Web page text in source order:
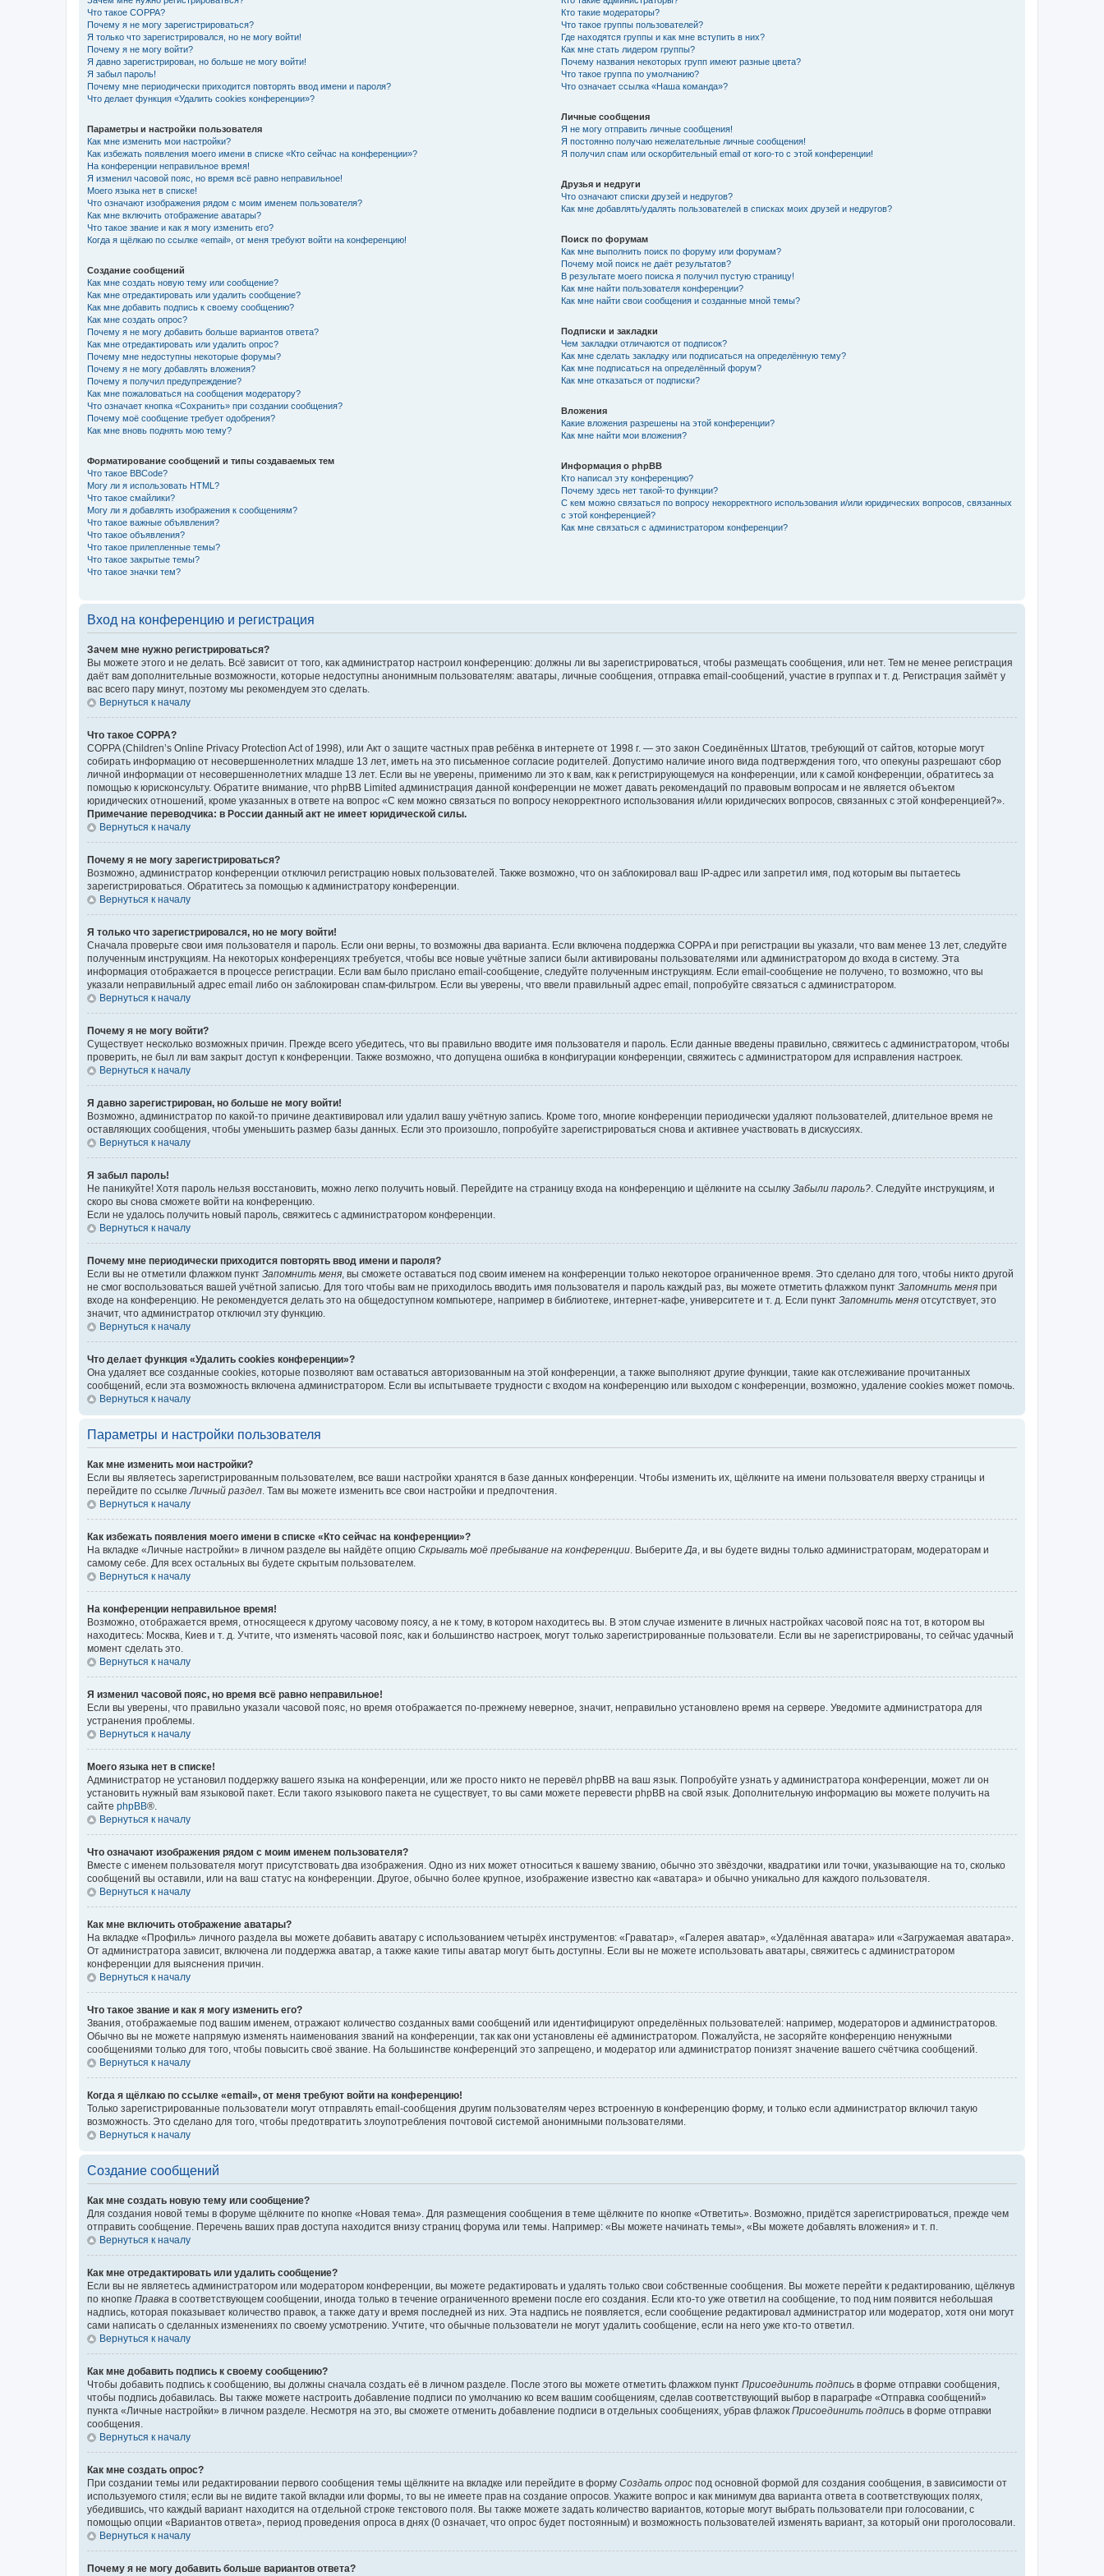
Что такое COPPA?
Почему я не могу зарегистрироваться?
Я только что зарегистрировался, но не могу войти!
Почему я не могу войти?
Я давно зарегистрирован, но больше не могу войти!
Я забыл пароль!
Почему мне периодически приходится повторять ввод имени и пароля?
Что делает функция «Удалить cookies конференции»?
Параметры и настройки пользователя
Как мне изменить мои настройки?
Как избежать появления моего имени в списке «Кто сейчас на конференции»?
На конференции неправильное время!
Я изменил часовой пояс, но время всё равно неправильное!
Моего языка нет в списке!
Что означают изображения рядом с моим именем пользователя?
Как мне включить отображение аватары?
Что такое звание и как я могу изменить его?
Когда я щёлкаю по ссылке «email», от меня требуют войти на конференцию!
Создание сообщений
Как мне создать новую тему или сообщение?
Как мне отредактировать или удалить сообщение?
Как мне добавить подпись к своему сообщению?
Как мне создать опрос?
Почему я не могу добавить больше вариантов ответа?
Как мне отредактировать или удалить опрос?
Почему мне недоступны некоторые форумы?
Почему я не могу добавлять вложения?
Почему я получил предупреждение?
Как мне пожаловаться на сообщения модератору?
Что означает кнопка «Сохранить» при создании сообщения?
Почему моё сообщение требует одобрения?
Как мне вновь поднять мою тему?
Форматирование сообщений и типы создаваемых тем
Что такое BBCode?
Могу ли я использовать HTML?
Что такое смайлики?
Могу ли я добавлять изображения к сообщениям?
Что такое важные объявления?
Что такое объявления?
Что такое прилепленные темы?
Что такое закрытые темы?
Что такое значки тем?
Кто такие модераторы?
Что такое группы пользователей?
Где находятся группы и как мне вступить в них?
Как мне стать лидером группы?
Почему названия некоторых групп имеют разные цвета?
Что такое группа по умолчанию?
Что означает ссылка «Наша команда»?
Личные сообщения
Я не могу отправить личные сообщения!
Я постоянно получаю нежелательные личные сообщения!
Я получил спам или оскорбительный email от кого-то с этой конференции!
Друзья и недруги
Что означают списки друзей и недругов?
Как мне добавлять/удалять пользователей в списках моих друзей и недругов?
Поиск по форумам
Как мне выполнить поиск по форуму или форумам?
Почему мой поиск не даёт результатов?
В результате моего поиска я получил пустую страницу!
Как мне найти пользователя конференции?
Как мне найти свои сообщения и созданные мной темы?
Подписки и закладки
Чем закладки отличаются от подписок?
Как мне сделать закладку или подписаться на определённую тему?
Как мне подписаться на определённый форум?
Как мне отказаться от подписки?
Вложения
Какие вложения разрешены на этой конференции?
Как мне найти мои вложения?
Информация о phpBB
Кто написал эту конференцию?
Почему здесь нет такой-то функции?
С кем можно связаться по вопросу некорректного использования и/или юридических вопросов, связанных
с этой конференцией?
Как мне связаться с администратором конференции?
Вход на конференцию и регистрация
Зачем мне нужно регистрироваться?
Вы можете этого и не делать. Всё зависит от того, как администратор настроил конференцию: должны ли вы зарегистрироваться, чтобы размещать сообщения, или нет. Тем не менее регистрация
даёт вам дополнительные возможности, которые недоступны анонимным пользователям: аватары, личные сообщения, отправка email-сообщений, участие в группах и т. д. Регистрация займёт у
вас всего пару минут, поэтому мы рекомендуем это сделать.
Вернуться к началу
Что такое COPPA?
COPPA (Children’s Online Privacy Protection Act of 1998), или Акт о защите частных прав ребёнка в интернете от 1998 г. — это закон Соединённых Штатов, требующий от сайтов, которые могут
собирать информацию от несовершеннолетних младше 13 лет, иметь на это письменное согласие родителей. Допустимо наличие иного вида подтверждения того, что опекуны разрешают сбор
личной информации от несовершеннолетних младше 13 лет. Если вы не уверены, применимо ли это к вам, как к регистрирующемуся на конференции, или к самой конференции, обратитесь за
помощью к юрисконсульту. Обратите внимание, что phpBB Limited администрация данной конференции не может давать рекомендаций по правовым вопросам и не является объектом
юридических отношений, кроме указанных в ответе на вопрос «С кем можно связаться по вопросу некорректного использования и/или юридических вопросов, связанных с этой конференцией?».
Примечание переводчика: в России данный акт не имеет юридической силы.
Вернуться к началу
Почему я не могу зарегистрироваться?
Возможно, администратор конференции отключил регистрацию новых пользователей. Также возможно, что он заблокировал ваш IP-адрес или запретил имя, под которым вы пытаетесь
зарегистрироваться. Обратитесь за помощью к администратору конференции.
Вернуться к началу
Я только что зарегистрировался, но не могу войти!
Сначала проверьте свои имя пользователя и пароль. Если они верны, то возможны два варианта. Если включена поддержка COPPA и при регистрации вы указали, что вам менее 13 лет, следуйте
полученным инструкциям. На некоторых конференциях требуется, чтобы все новые учётные записи были активированы пользователями или администратором до входа в систему. Эта
информация отображается в процессе регистрации. Если вам было прислано email-сообщение, следуйте полученным инструкциям. Если email-сообщение не получено, то возможно, что вы
указали неправильный адрес email либо он заблокирован спам-фильтром. Если вы уверены, что ввели правильный адрес email, попробуйте связаться с администратором.
Вернуться к началу
Почему я не могу войти?
Существует несколько возможных причин. Прежде всего убедитесь, что вы правильно вводите имя пользователя и пароль. Если данные введены правильно, свяжитесь с администратором, чтобы
проверить, не был ли вам закрыт доступ к конференции. Также возможно, что допущена ошибка в конфигурации конференции, свяжитесь с администратором для исправления настроек.
Вернуться к началу
Я давно зарегистрирован, но больше не могу войти!
Возможно, администратор по какой-то причине деактивировал или удалил вашу учётную запись. Кроме того, многие конференции периодически удаляют пользователей, длительное время не
оставляющих сообщения, чтобы уменьшить размер базы данных. Если это произошло, попробуйте зарегистрироваться снова и активнее участвовать в дискуссиях.
Вернуться к началу
Я забыл пароль!
Не паникуйте! Хотя пароль нельзя восстановить, можно легко получить новый. Перейдите на страницу входа на конференцию и щёлкните на ссылку Забыли пароль?. Следуйте инструкциям, и
скоро вы снова сможете войти на конференцию.
Если не удалось получить новый пароль, свяжитесь с администратором конференции.
Вернуться к началу
Почему мне периодически приходится повторять ввод имени и пароля?
Если вы не отметили флажком пункт Запомнить меня, вы сможете оставаться под своим именем на конференции только некоторое ограниченное время. Это сделано для того, чтобы никто другой
не смог воспользоваться вашей учётной записью. Для того чтобы вам не приходилось вводить имя пользователя и пароль каждый раз, вы можете отметить флажком пункт Запомнить меня при
входе на конференцию. Не рекомендуется делать это на общедоступном компьютере, например в библиотеке, интернет-кафе, университете и т. д. Если пункт Запомнить меня отсутствует, это
значит, что администратор отключил эту функцию.
Вернуться к началу
Что делает функция «Удалить cookies конференции»?
Она удаляет все созданные cookies, которые позволяют вам оставаться авторизованным на этой конференции, а также выполняют другие функции, такие как отслеживание прочитанных
сообщений, если эта возможность включена администратором. Если вы испытываете трудности с входом на конференцию или выходом с конференции, возможно, удаление cookies может помочь.
Вернуться к началу
Параметры и настройки пользователя
Как мне изменить мои настройки?
Если вы являетесь зарегистрированным пользователем, все ваши настройки хранятся в базе данных конференции. Чтобы изменить их, щёлкните на имени пользователя вверху страницы и
перейдите по ссылкеЛичный раздел. Там вы можете изменить все свои настройки и предпочтения.
Вернуться к началу
Как избежать появления моего имени в списке «Кто сейчас на конференции»?
На вкладке «Личные настройки» в личном разделе вы найдёте опцию Скрывать моё пребывание на конференции. ВыберитеДа, и вы будете видны только администраторам, модераторам и
самому себе. Для всех остальных вы будете скрытым пользователем.
Вернуться к началу
На конференции неправильное время!
Возможно, отображается время, относящееся к другому часовому поясу, а не к тому, в котором находитесь вы. В этом случае измените в личных настройках часовой пояс на тот, в котором вы
находитесь: Москва, Киев и т. д. Учтите, что изменять часовой пояс, как и большинство настроек, могут только зарегистрированные пользователи. Если вы не зарегистрированы, то сейчас удачный
момент сделать это.
Вернуться к началу
Я изменил часовой пояс, но время всё равно неправильное!
Если вы уверены, что правильно указали часовой пояс, но время отображается по-прежнему неверное, значит, неправильно установлено время на сервере. Уведомите администратора для
устранения проблемы.
Вернуться к началу
Моего языка нет в списке!
Администратор не установил поддержку вашего языка на конференции, или же просто никто не перевёл phpBB на ваш язык. Попробуйте узнать у администратора конференции, может ли он
установить нужный вам языковой пакет. Если такого языкового пакета не существует, то вы сами можете перевести phpBB на свой язык. Дополнительную информацию вы можете получить на
сайте phpBB®.
Вернуться к началу
Что означают изображения рядом с моим именем пользователя?
Вместе с именем пользователя могут присутствовать два изображения. Одно из них может относиться к вашему званию, обычно это звёздочки, квадратики или точки, указывающие на то, сколько
сообщений вы оставили, или на ваш статус на конференции. Другое, обычно более крупное, изображение известно как «аватара» и обычно уникально для каждого пользователя.
Вернуться к началу
Как мне включить отображение аватары?
На вкладке «Профиль» личного раздела вы можете добавить аватару с использованием четырёх инструментов: «Граватар», «Галерея аватар», «Удалённая аватара» или «Загружаемая аватара».
От администратора зависит, включена ли поддержка аватар, а также какие типы аватар могут быть доступны. Если вы не можете использовать аватары, свяжитесь с администратором
конференции для выяснения причин.
Вернуться к началу
Что такое звание и как я могу изменить его?
Звания, отображаемые под вашим именем, отражают количество созданных вами сообщений или идентифицируют определённых пользователей: например, модераторов и администраторов.
Обычно вы не можете напрямую изменять наименования званий на конференции, так как они установлены её администратором. Пожалуйста, не засоряйте конференцию ненужными
сообщениями только для того, чтобы повысить своё звание. На большинстве конференций это запрещено, и модератор или администратор понизят значение вашего счётчика сообщений.
Вернуться к началу
Когда я щёлкаю по ссылке «email», от меня требуют войти на конференцию!
Только зарегистрированные пользователи могут отправлять email-сообщения другим пользователям через встроенную в конференцию форму, и только если администратор включил такую
возможность. Это сделано для того, чтобы предотвратить злоупотребления почтовой системой анонимными пользователями.
Вернуться к началу
Создание сообщений
Как мне создать новую тему или сообщение?
Для создания новой темы в форуме щёлкните по кнопке «Новая тема». Для размещения сообщения в теме щёлкните по кнопке «Ответить». Возможно, придётся зарегистрироваться, прежде чем
отправить сообщение. Перечень ваших прав доступа находится внизу страниц форума или темы. Например: «Вы можете начинать темы», «Вы можете добавлять вложения» и т. п.
Вернуться к началу
Как мне отредактировать или удалить сообщение?
Если вы не являетесь администратором или модератором конференции, вы можете редактировать и удалять только свои собственные сообщения. Вы можете перейти к редактированию, щёлкнув
по кнопке Правка в соответствующем сообщении, иногда только в течение ограниченного времени после его создания. Если кто-то уже ответил на сообщение, то под ним появится небольшая
надпись, которая показывает количество правок, а также дату и время последней из них. Эта надпись не появляется, если сообщение редактировал администратор или модератор, хотя они могут
сами написать о сделанных изменениях по своему усмотрению. Учтите, что обычные пользователи не могут удалить сообщение, если на него уже кто-то ответил.
Вернуться к началу
Как мне добавить подпись к своему сообщению?
Чтобы добавить подпись к сообщению, вы должны сначала создать её в личном разделе. После этого вы можете отметить флажком пункт Присоединить подпись в форме отправки сообщения,
чтобы подпись добавилась. Вы также можете настроить добавление подписи по умолчанию ко всем вашим сообщениям, сделав соответствующий выбор в параграфе «Отправка сообщений»
пункта «Личные настройки» в личном разделе. Несмотря на это, вы сможете отменить добавление подписи в отдельных сообщениях, убрав флажок Присоединить подпись в форме отправки
сообщения.
Вернуться к началу
Как мне создать опрос?
При создании темы или редактировании первого сообщения темы щёлкните на вкладке или перейдите в форму Создать опрос под основной формой для создания сообщения, в зависимости от
используемого стиля; если вы не видите такой вкладки или формы, то вы не имеете прав на создание опросов. Укажите вопрос и как минимум два варианта ответа в соответствующих полях,
убедившись, что каждый вариант находится на отдельной строке текстового поля. Вы также можете задать количество вариантов, которые могут выбрать пользователи при голосовании, с
помощью опции «Вариантов ответа», период проведения опроса в днях (0 означает, что опрос будет постоянным) и возможность пользователей изменять вариант, за который они проголосовали.
Вернуться к началу
Почему я не могу добавить больше вариантов ответа?